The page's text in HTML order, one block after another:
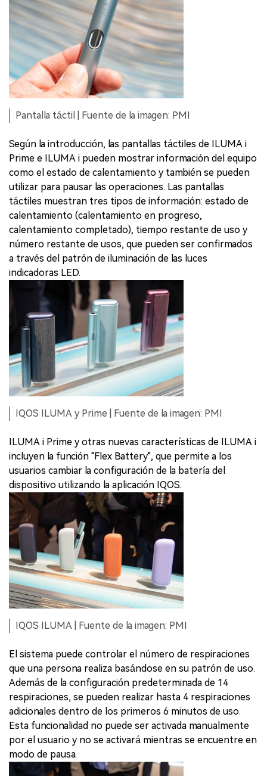
Pantalla táctil | Fuente de la imagen: PMI
Según la introducción, las pantallas táctiles de ILUMA i
Prime e ILUMA i pueden mostrar información del equipo
como el estado de calentamiento y también se pueden
utilizar para pausar las operaciones. Las pantallas
táctiles muestran tres tipos de información: estado de
calentamiento (calentamiento en progreso,
calentamiento completado), tiempo restante de uso y
número restante de usos, que pueden ser confirmados
a través del patrón de iluminación de las luces
indicadoras LED.
IQOS ILUMA y Prime | Fuente de la imagen: PMI
ILUMA i Prime y otras nuevas características de ILUMA i
incluyen la función "Flex Battery", que permite a los
usuarios cambiar la configuración de la batería del
dispositivo utilizando la aplicación IQOS.
IQOS ILUMA | Fuente de la imagen: PMI
El sistema puede controlar el número de respiraciones
que una persona realiza basándose en su patrón de uso.
Además de la configuración predeterminada de 14
respiraciones, se pueden realizar hasta 4 respiraciones
adicionales dentro de los primeros 6 minutos de uso.
Esta funcionalidad no puede ser activada manualmente
por el usuario y no se activará mientras se encuentre en
modo de pausa.